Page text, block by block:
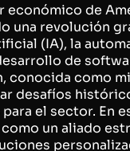
económico de
una revolución
(IA), la
de
conocida como
desafíos
el sector. En
un aliado